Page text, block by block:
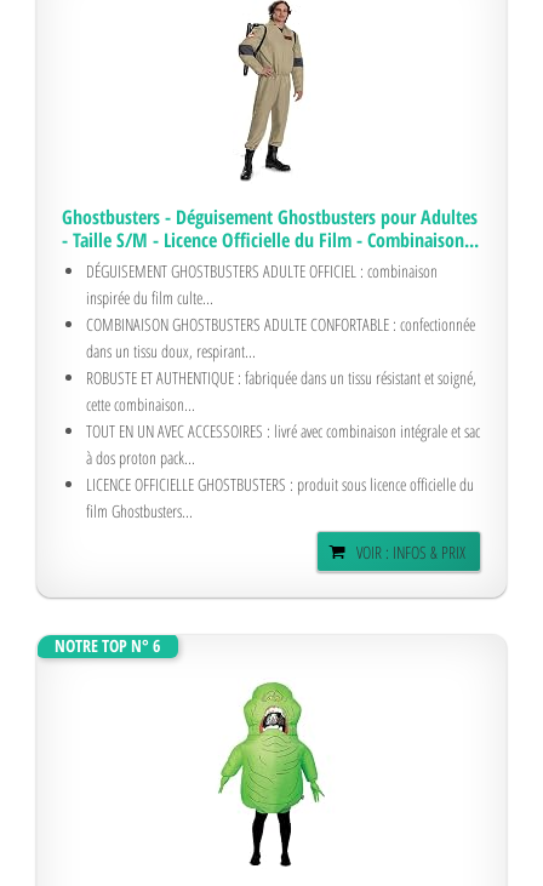
Ghostbusters - Déguisement Ghostbusters pour Adultes
- Taille S/M - Licence Officielle du Film - Combinaison...
DÉGUISEMENT GHOSTBUSTERS ADULTE OFFICIEL : combinaison
inspirée du film culte...
COMBINAISON GHOSTBUSTERS ADULTE CONFORTABLE : confectionnée
dans un tissu doux, respirant...
ROBUSTE ET AUTHENTIQUE : fabriquée dans un tissu résistant et soigné,
cette combinaison...
TOUT EN UN AVEC ACCESSOIRES : livré avec combinaison intégrale et sac
à dos proton pack...
LICENCE OFFICIELLE GHOSTBUSTERS : produit sous licence officielle du
film Ghostbusters...
VOIR : INFOS & PRIX
NOTRE TOP N° 6